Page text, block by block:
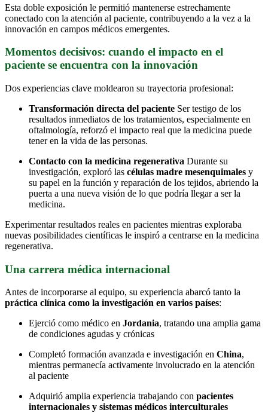
Esta doble exposición le permitió mantenerse estrechamente
conectado con la atención al paciente, contribuyendo a la vez a la
innovación en campos médicos emergentes.
Momentos decisivos: cuando el impacto en el
paciente se encuentra con la innovación
Dos experiencias clave moldearon su trayectoria profesional:
Transformación directa del paciente Ser testigo de los
resultados inmediatos de los tratamientos, especialmente en
oftalmología, reforzó el impacto real que la medicina puede
tener en la vida de las personas.
Contacto con la medicina regenerativa Durante su
investigación, exploró las células madre mesenquimales y
su papel en la función y reparación de los tejidos, abriendo la
puerta a una nueva visión de lo que podría llegar a ser la
medicina.
Experimentar resultados reales en pacientes mientras exploraba
nuevas posibilidades científicas le inspiró a centrarse en la medicina
regenerativa.
Una carrera médica internacional
Antes de incorporarse al equipo, su experiencia abarcó tanto la
práctica clínica como la investigación en varios países:
Ejerció como médico en Jordania, tratando una amplia gama
de condiciones agudas y crónicas
Completó formación avanzada e investigación en China,
mientras permanecía activamente involucrado en la atención
al paciente
Adquirió amplia experiencia trabajando con pacientes
internacionales y sistemas médicos interculturales